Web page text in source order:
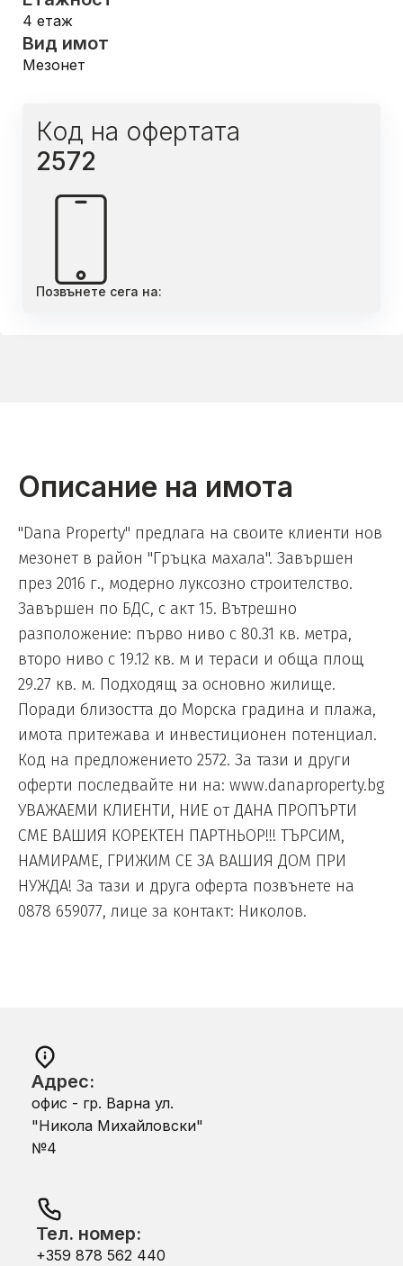
4 етаж
Вид имот
Мезонет
Код на офертата
2572
Позвънете сега на:
Описание на имота
"Dana Property" предлага на своите клиенти нов
мезонет в район "Гръцка махала". Завършен
през 2016 г., модерно луксозно строителство.
Завършен по БДС, с акт 15. Вътрешно
разположение: първо ниво с 80.31 кв. метра,
второ ниво с 19.12 кв. м и тераси и обща площ
29.27 кв. м. Подходящ за основно жилище.
Поради близостта до Морска градина и плажа,
имота притежава и инвестиционен потенциал.
Код на предложението 2572. За тази и други
оферти последвайте ни на: www.danaproperty.bg
УВАЖАЕМИ КЛИЕНТИ, НИЕ от ДАНА ПРОПЪРТИ
СМЕ ВАШИЯ КОРЕКТЕН ПАРТНЬОР!!! ТЪРСИМ,
НАМИРАМЕ, ГРИЖИМ СЕ ЗА ВАШИЯ ДОМ ПРИ
НУЖДА! За тази и друга оферта позвънете на
0878 659077, лице за контакт: Николов.
Адрес:
офис - гр. Варна ул.
"Никола Михайловски"
№4
Тел. номер:
+359 878 562 440